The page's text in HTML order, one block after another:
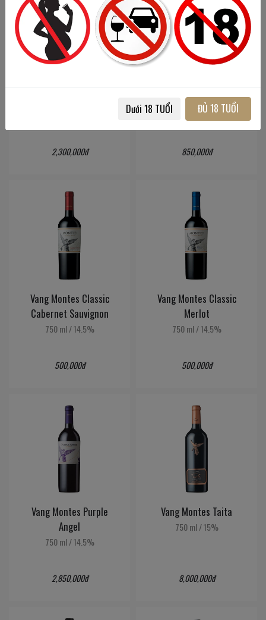
2,300,000đ
Malbec
750 ml /14.5%
850,000đ
Vang Montes Classic
Cabernet Sauvignon
750 ml /14.5%
500,000đ
Vang Montes Classic
Merlot
750 ml /14.5%
500,000đ
Vang Montes Purple
Angel
750 ml /14.5%
2,850,000đ
Vang Montes Taita
750 ml /15%
8,000,000đ
Dưới 18 TUỔI ĐỦ 18 TUỔI